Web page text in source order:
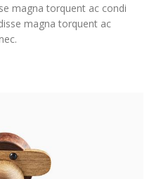
magna torquent ac condi
magna torquent ac